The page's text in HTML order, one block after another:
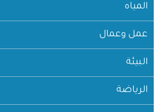
المياه
عمل وعمال
البيئة
الرياضة